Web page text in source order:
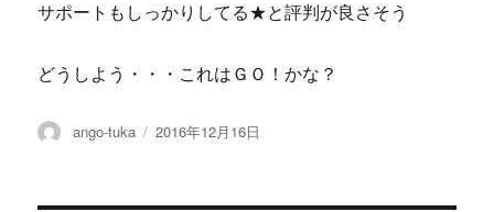
サポートもしっかりしてる★と評判が良さそう
どうしよう・・・これはＧＯ！かな？
投
ango-tuka
投
2016年12月16日